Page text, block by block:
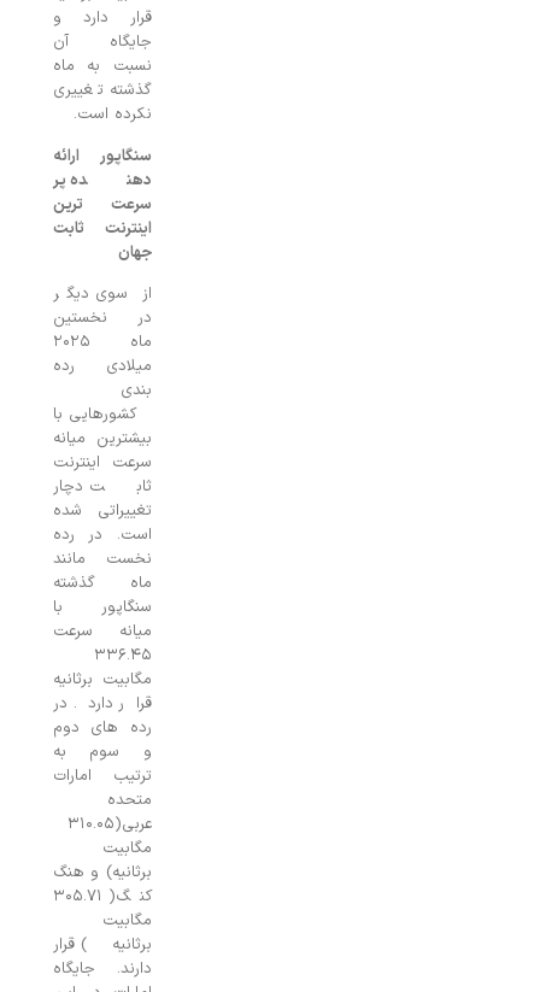
قرار دارد و
جایگاه آن
نسبت به ماه
گذشته تغییری
نکرده است.
سنگاپور ارائه
دهنده پر
سرعت ترین
اینترنت ثابت
از سوی دیگر
در نخستین
ماه ۲۰۲۵
میلادی رده
کشورهایی با
بیشترین میانه
سرعت اینترنت
ثابت دچار
تغییراتی شده
است. در رده
نخست مانند
ماه گذشته
سنگاپور با
میانه سرعت
۳۳۶.۴۵
مگابیت برثانیه
قرار دارد. در
رده های دوم
و سوم به
ترتیب امارات
عربی(۳۱۰.۰۵
برثانیه) و هنگ
کنگ( ۳۰۵.۷۱
برثانیه) قرار
دارند. جایگاه